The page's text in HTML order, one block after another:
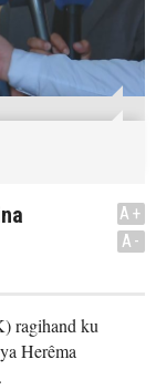
A+
A-
ragihand ku
Herêma